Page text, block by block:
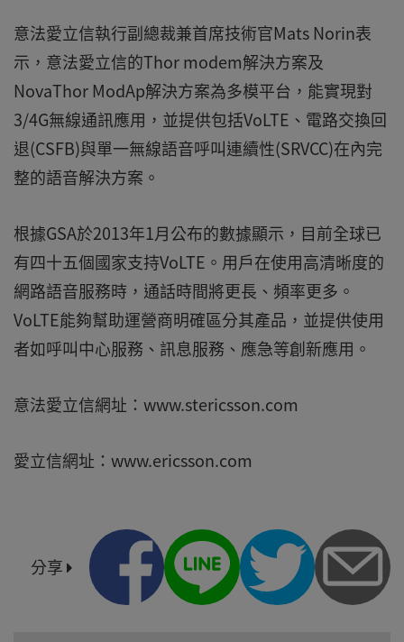
意法愛立信執行副總裁兼首席技術官Mats Norin表
示，意法愛立信的Thor modem解決方案及
NovaThor ModAp解決方案為多模平台，能實現對
3/4G無線通訊應用，並提供包括VoLTE、電路交換回
退(CSFB)與單一無線語音呼叫連續性(SRVCC)在內完
整的語音解決方案。
根據GSA於2013年1月公布的數據顯示，目前全球已
有四十五個國家支持VoLTE。用戶在使用高清晰度的
網路語音服務時，通話時間將更長、頻率更多。
VoLTE能夠幫助運營商明確區分其產品，並提供使用
者如呼叫中心服務、訊息服務、應急等創新應用。
意法愛立信網址：www.stericsson.com
愛立信網址：www.ericsson.com
分享